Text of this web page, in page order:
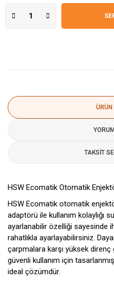
ÜRÜN
TAKSIT
HSW Ecomatik Otomatik
HSW Ecomatik otomatik
adaptörü ile kullanım kolaylığı
ayarlanabilir özelliği sayesinde
rahatlıkla ayarlayabilirsiniz.
çarpmalara karşı yüksek
güvenli kullanım için
ideal çözümdür.